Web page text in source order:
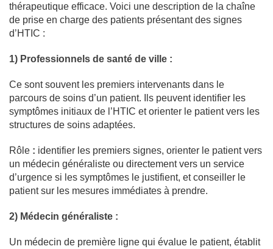
thérapeutique efficace. Voici une description de la chaîne
de prise en charge des patients présentant des signes
d’HTIC :
1) Professionnels de santé de ville :
Ce sont souvent les premiers intervenants dans le
parcours de soins d’un patient. Ils peuvent identifier les
symptômes initiaux de l’HTIC et orienter le patient vers les
structures de soins adaptées.
Rôle : identifier les premiers signes, orienter le patient vers
un médecin généraliste ou directement vers un service
d’urgence si les symptômes le justifient, et conseiller le
patient sur les mesures immédiates à prendre.
2) Médecin généraliste :
Un médecin de première ligne qui évalue le patient, établit